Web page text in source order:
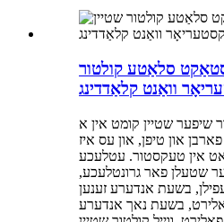
סלאַטע קולטור
וואַנט קלאַדדינג
שיפער שטיין קומט אין א
און טיפן, און עס איז
אין טעקסטור. עטלעכע
שטעלן פאר גרונטלעכע,
בשעת אנדערע זענען
בשעת נאך אנדערע